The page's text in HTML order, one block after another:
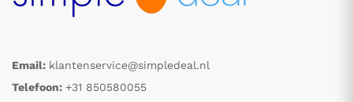
Email: klantenservice@simpledeal.nl
Telefoon: +31 850580055